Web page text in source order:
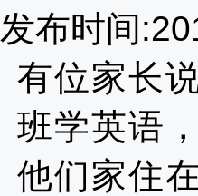
发布时间
有位家长
班学英语
他们家住